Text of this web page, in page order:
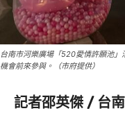
台南市河樂廣場「520愛情許願池
機會前來參與。（市府提供）
記者邵英傑 / 台